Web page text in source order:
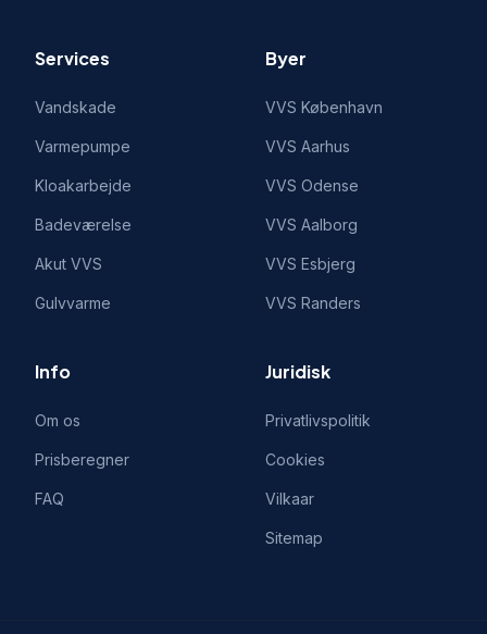
Services
Vandskade
Varmepumpe
Kloakarbejde
Badeværelse
Akut VVS
Gulvvarme
Byer
VVS København
VVS Aarhus
VVS Odense
VVS Aalborg
VVS Esbjerg
VVS Randers
Info
Om os
Prisberegner
FAQ
Juridisk
Privatlivspolitik
Cookies
Vilkaar
Sitemap